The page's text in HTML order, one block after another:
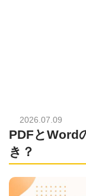
2026.07.09
PDFとWord
き？